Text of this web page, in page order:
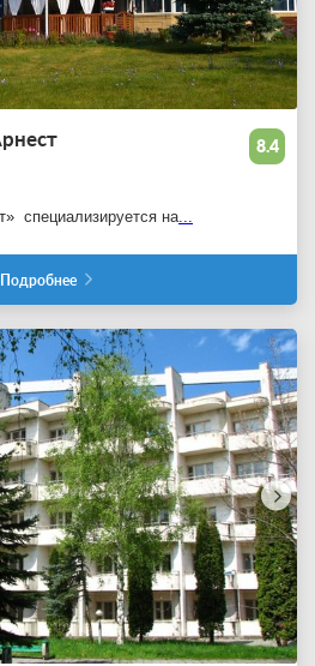
8.4
специализируется на
Подробнее